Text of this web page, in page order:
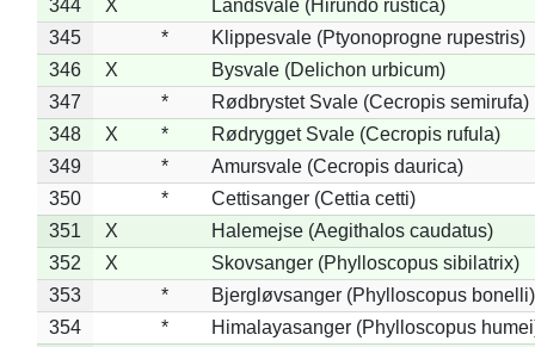
344 X
Landsvale (Hirundo rustica)
345
*
Klippesvale (Ptyonoprogne rupestris)
346
X
Bysvale (Delichon urbicum)
347
*
Rødbrystet Svale (Cecropis semirufa)
348
X *
Rødrygget Svale (Cecropis rufula)
349
*
Amursvale (Cecropis daurica)
350
*
Cettisanger (Cettia cetti)
351
X
Halemejse (Aegithalos caudatus)
352
X
Skovsanger (Phylloscopus sibilatrix)
353
*
Bjergløvsanger (Phylloscopus bonelli)
354
*
Himalayasanger (Phylloscopus